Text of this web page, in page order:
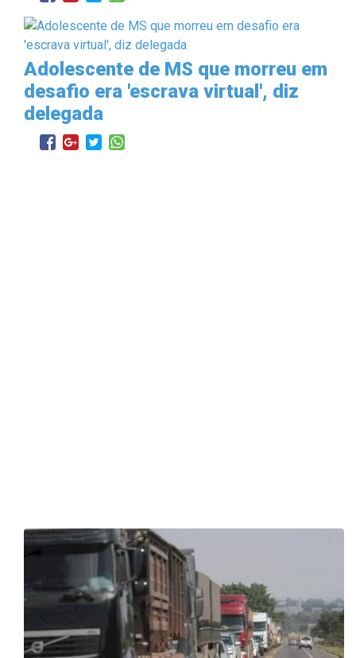
Adolescente de MS que morreu em
desafio era 'escrava virtual', diz
delegada